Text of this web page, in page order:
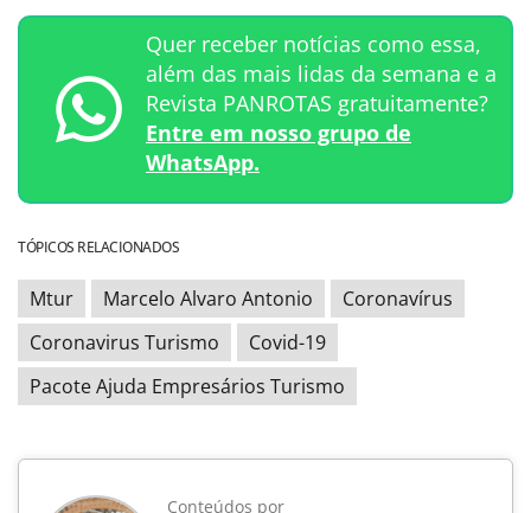
Quer receber notícias como essa,
além das mais lidas da semana e a
Revista PANROTAS gratuitamente?
Entre em nosso grupo de
WhatsApp.
TÓPICOS RELACIONADOS
Mtur Marcelo Alvaro Antonio
Coronavírus
Coronavirus Turismo
Covid-19
Pacote Ajuda Empresários Turismo
Conteúdos por